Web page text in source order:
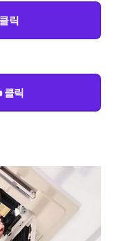
릭
클릭